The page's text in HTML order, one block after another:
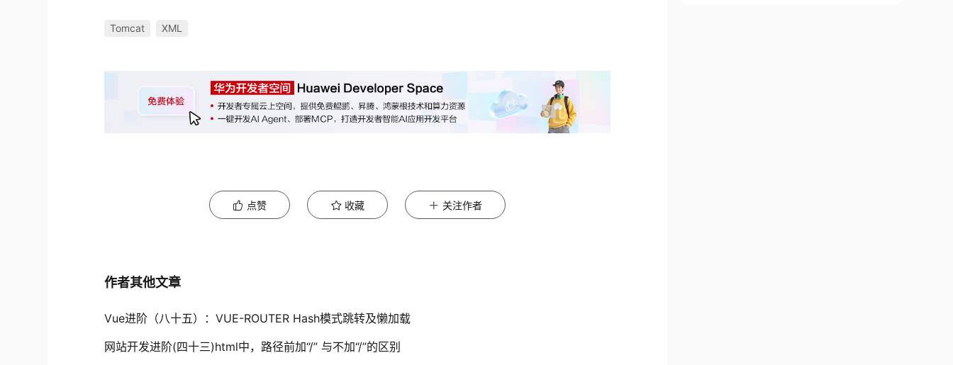
Tomcat XML
点赞 收藏 关注作者
作者其他文章
Vue进阶（八十五）：VUE-ROUTER Hash模式跳转及懒加载
网站开发进阶(四十三)html中，路径前加“/” 与不加“/”的区别